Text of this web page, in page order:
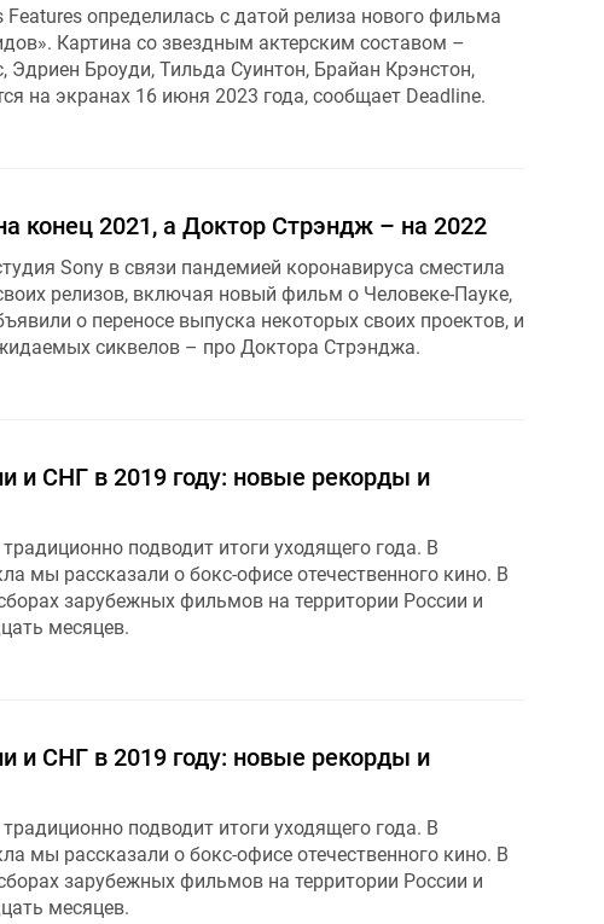
определилась с датой релиза нового фильма
Картина со звездным актерским составом –
Эдриен Броуди, Тильда Суинтон, Брайан Крэнстон,
на экранах 16 июня 2023 года, сообщает Deadline.
конец 2021, а Доктор Стрэндж – на 2022
Sony в связи пандемией коронавируса сместила
релизов, включая новый фильм о Человеке-Пауке,
о переносе выпуска некоторых своих проектов, и
сиквелов – про Доктора Стрэнджа.
и СНГ в 2019 году: новые рекорды и
подводит итоги уходящего года. В
мы рассказали о бокс-офисе отечественного кино. В
зарубежных фильмов на территории России и
месяцев.
и СНГ в 2019 году: новые рекорды и
подводит итоги уходящего года. В
мы рассказали о бокс-офисе отечественного кино. В
зарубежных фильмов на территории России и
месяцев.